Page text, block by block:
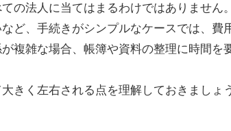
の法人に当てはまるわけではありません。
ど、手続きがシンプルなケースでは、費
複雑な場合、帳簿や資料の整理に時間
きく左右される点を理解しておきましょう